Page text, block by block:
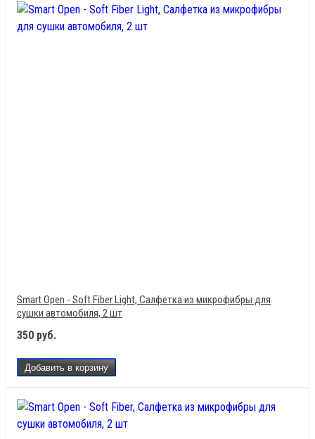
Smart Open - Soft Fiber Light, Салфетка из микрофибры для
сушки автомобиля, 2 шт
350 руб.
Добавить в корзину